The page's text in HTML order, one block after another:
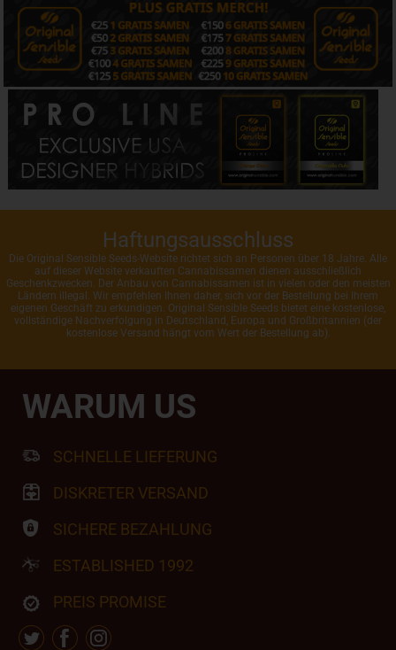
Haftungsausschluss
Die Original Sensible Seeds-Website richtet sich an Personen über 18 Jahre. Alle
auf dieser Website verkauften Cannabissamen dienen ausschließlich
Geschenkzwecken. Der Anbau von Cannabissamen ist in vielen oder den meisten
Ländern illegal. Wir empfehlen Ihnen daher, sich vor der Bestellung bei Ihrem
eigenen Geschäft zu erkundigen. Original Sensible Seeds bietet eine kostenlose,
vollständige Nachverfolgung in Deutschland, Europa und Großbritannien (der
kostenlose Versand hängt vom Wert der Bestellung ab).
WARUM US
SCHNELLE LIEFERUNG
DISKRETER VERSAND
SICHERE BEZAHLUNG
ESTABLISHED 1992
PREIS PROMISE